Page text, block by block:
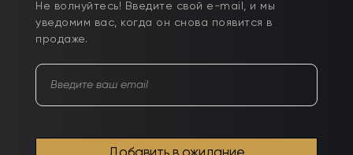
Не волнуйтесь! Введите свой e-mail, и мы
уведомим вас, когда он снова появится в
продаже.